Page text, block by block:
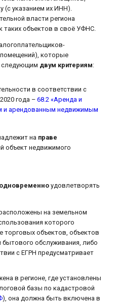
(с указанием их ИНН).
власти региона
таких объектов в своё УФНС.
которые
следующим двум критериям:
в соответствии с
года – 68.2 «Аренда и
и арендованным недвижимым
на праве
объект недвижимого
одновременно удовлетворять
на земельном
которого
торговых объектов, объектов
обслуживания, либо
с ЕГРН предусматривает
в регионе, где установлены
базы по кадастровой
), она должна быть включена в